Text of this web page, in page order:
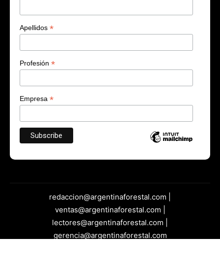
Apellidos *
Profesión *
Empresa *
redaccion@argentinaforestal.com |
ventas@argentinaforestal.com |
lectores@argentinaforestal.com |
gerencia@argentinaforestal.com